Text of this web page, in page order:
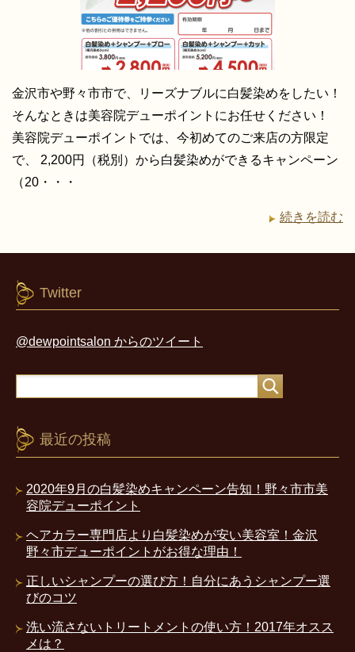
金沢市や野々市市で、リーズナブルに白髪染めをしたい！
そんなときは美容院デューポイントにお任せください！
美容院デューポイントでは、今初めてのご来店の方限定
で、 2,200円（税別）から白髪染めができるキャンペーン
（20・・・
続きを読む
Twitter
@dewpointsalon からのツイート
最近の投稿
2020年9月の白髪染めキャンペーン告知！野々市市美
容院デューポイント
ヘアカラー専門店より白髪染めが安い美容室！金沢
野々市デューポイントがお得な理由！
正しいシャンプーの選び方！自分にあうシャンプー選
びのコツ
洗い流さないトリートメントの使い方！2017年オスス
メは？